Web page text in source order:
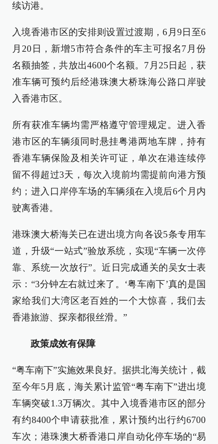
续访港。
入境香港市区的安排则设置过渡期，6月9日至6
月20日，新增5市符合条件的车主可报名7月份
名额抽签，共放出4600个名额。7月25日起，获
准车辆可预约后经港珠澳大桥珠海公路口岸驶
入香港市区。
所有获准车辆均需严格遵守管理规定。进入香
港市区的车辆须同时悬挂粤港两地车牌，持有
香港车辆保险及相关许可证，单次在港连续停
留不得超过3天，每次入境前均需提前向港方预
约；进入口岸停车场的车辆须在入境后6个月内
驶离香港。
港珠澳大桥海关已在进出境方向各设5条专用车
道，升级“一站式”验放系统，实现“车辆一次停
靠、系统一次放行”。近日完成通关的吴女士表
示：“3分钟左右就过来了。‘粤车南下’真的是国
家给我们大湾区老百姓的一个大惊喜，我们去
香港旅游、探亲都很丝滑。”
政策成效有保障
“粤车南下”实施效果良好。据拱北海关统计，截
至今年5月底，海关累计监管“粤车南下”进出境
车辆突破1.3万辆次。其中入境香港市区的部分
有约8400个申请获批准，累计预约出行约6700
车次；港珠澳大桥香港口岸自动化停车场的“易